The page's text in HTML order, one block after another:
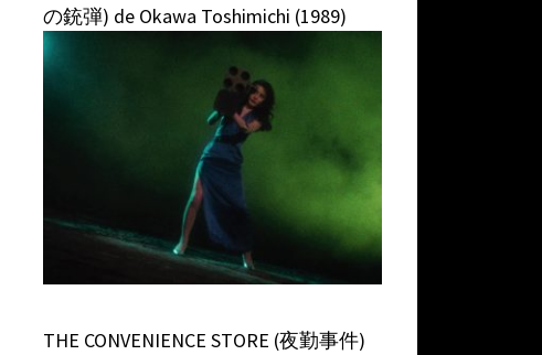
の銃弾) de Okawa Toshimichi (1989)
THE CONVENIENCE STORE (夜勤事件)